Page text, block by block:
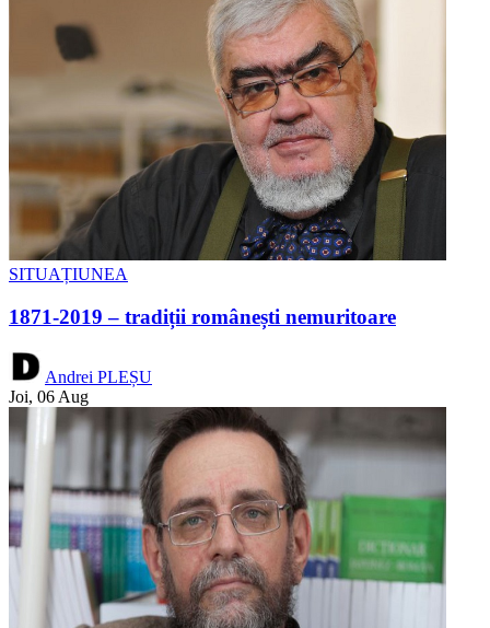
SITUAȚIUNEA
1871-2019 – tradiții românești nemuritoare
Andrei PLEȘU
Joi, 06 Aug